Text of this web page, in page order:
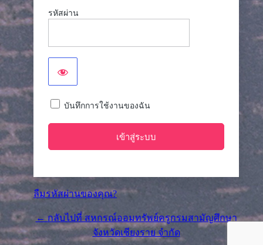
รหัสผ่าน
บันทึกการใช้งานของฉัน
ลืมรหัสผ่านของคุณ?
← กลับไปที่ สหกรณ์ออมทรัพย์ครูกรมสามัญศึกษา
จังหวัดเชียงราย จำกัด